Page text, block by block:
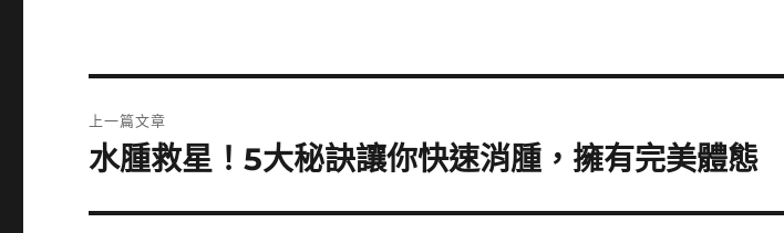
章
上一篇文章
上
篇
水腫救星！5大秘訣讓你快速消腫，擁有完美體態